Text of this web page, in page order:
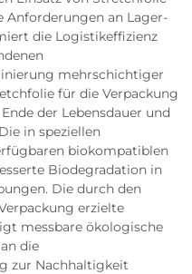
Anforderungen an Lager-
die Logistikeffizienz
mehrschichtiger
für die Verpackung
der Lebensdauer und
in speziellen
biokompatiblen
Biodegradation in
Die durch den
erzielte
messbare ökologische
die
zur Nachhaltigkeit